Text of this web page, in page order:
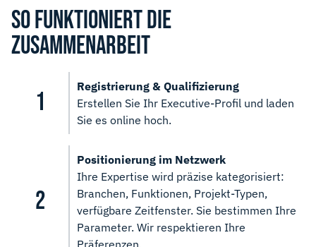
SO FUNKTIONIERT DIE
ZUSAMMENARBEIT
Registrierung & Qualifizierung
Erstellen Sie Ihr Executive-Profil und laden
Sie es online hoch.
Positionierung im Netzwerk
Ihre Expertise wird präzise kategorisiert:
Branchen, Funktionen, Projekt-Typen,
verfügbare Zeitfenster. Sie bestimmen Ihre
Parameter. Wir respektieren Ihre
Präferenzen.